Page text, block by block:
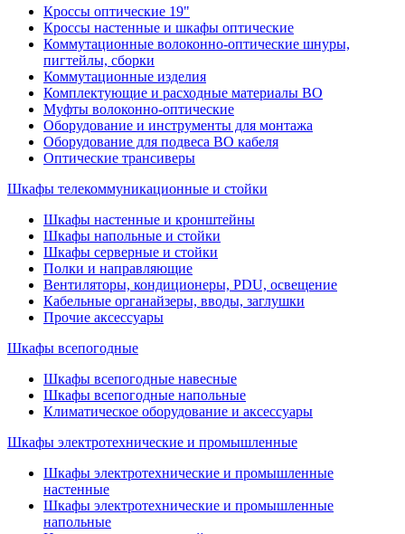
Кроссы оптические 19"
Кроссы настенные и шкафы оптические
Коммутационные волоконно-оптические шнуры,
пигтейлы, сборки
Коммутационные изделия
Комплектующие и расходные материалы ВО
Муфты волоконно-оптические
Оборудование и инструменты для монтажа
Оборудование для подвеса ВО кабеля
Оптические трансиверы
Шкафы телекоммуникационные и стойки
Шкафы настенные и кронштейны
Шкафы напольные и стойки
Шкафы серверные и стойки
Полки и направляющие
Вентиляторы, кондиционеры, PDU, освещение
Кабельные органайзеры, вводы, заглушки
Прочие аксеcсуары
Шкафы всепогодные
Шкафы всепогодные навесные
Шкафы всепогодные напольные
Климатическое оборудование и аксессуары
Шкафы электротехнические и промышленные
Шкафы электротехнические и промышленные
настенные
Шкафы электротехнические и промышленные
напольные